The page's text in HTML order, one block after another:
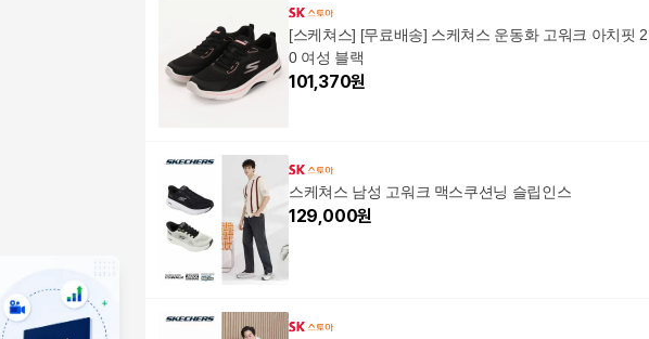
[스케쳐스] [무료배송] 스케쳐스 운동화 고워크 아치핏
0 여성 블랙
101,370원
스케쳐스 남성 고워크 맥스쿠션닝 슬립인스
129,000원